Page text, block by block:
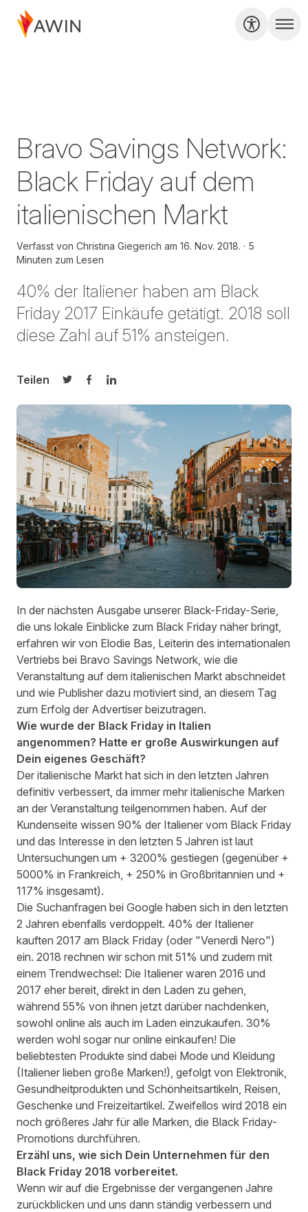
Bravo Savings Network:
Black Friday auf dem
italienischen Markt
Verfasst von Christina Giegerich am 16. Nov. 2018.
5
Minuten zum Lesen
40% der Italiener haben am Black
Friday 2017 Einkäufe getätigt. 2018 soll
diese Zahl auf 51% ansteigen.
Teilen
Auf Twitter teilen
Auf Facebook teilen
Auf LinkedIn teilen
In der nächsten Ausgabe unserer Black-Friday-Serie,
die uns lokale Einblicke zum Black Friday näher bringt,
erfahren wir von Elodie Bas, Leiterin des internationalen
Vertriebs bei Bravo Savings Network , wie die
Veranstaltung auf dem italienischen Markt abschneidet
und wie Publisher dazu motiviert sind, an diesem Tag
zum Erfolg der Advertiser beizutragen.
Wie wurde der Black Friday in Italien
angenommen? Hatte er große Auswirkungen auf
Dein eigenes Geschäft?
Der italienische Markt hat sich in den letzten Jahren
definitiv verbessert, da immer mehr italienische Marken
an der Veranstaltung teilgenommen haben. Auf der
Kundenseite wissen 90% der Italiener vom Black Friday
und das Interesse in den letzten 5 Jahren ist laut
Untersuchungen um + 3200% gestiegen (gegenüber +
5000% in Frankreich, + 250% in Großbritannien und +
117% insgesamt).
Die Suchanfragen bei Google haben sich in den letzten
2 Jahren ebenfalls verdoppelt. 40% der Italiener
kauften 2017 am Black Friday (oder "Venerdì Nero")
ein. 2018 rechnen wir schon mit 51% und zudem mit
einem Trendwechsel: Die Italiener waren 2016 und
2017 eher bereit, direkt in den Laden zu gehen,
während 55% von ihnen jetzt darüber nachdenken,
sowohl online als auch im Laden einzukaufen. 30%
werden wohl sogar nur online einkaufen! Die
beliebtesten Produkte sind dabei Mode und Kleidung
(Italiener lieben große Marken!), gefolgt von Elektronik,
Gesundheitprodukten und Schönheitsartikeln, Reisen,
Geschenke und Freizeitartikel. Zweifellos wird 2018 ein
noch größeres Jahr für alle Marken, die Black Friday-
Promotions durchführen.
Erzähl uns, wie sich Dein Unternehmen für den
Black Friday 2018 vorbereitet.
Wenn wir auf die Ergebnisse der vergangenen Jahre
zurückblicken und uns dann ständig verbessern und